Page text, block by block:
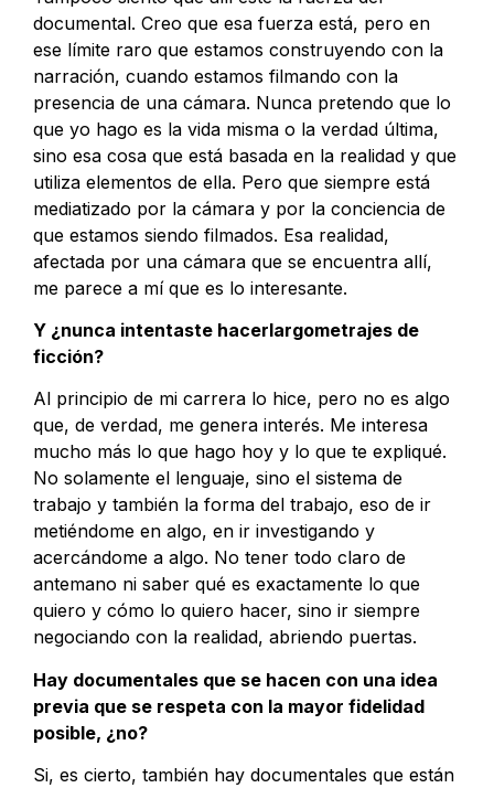
documental. Creo que esa fuerza está, pero en
ese límite raro que estamos construyendo con la
narración, cuando estamos filmando con la
presencia de una cámara. Nunca pretendo que lo
que yo hago es la vida misma o la verdad última,
sino esa cosa que está basada en la realidad y que
utiliza elementos de ella. Pero que siempre está
mediatizado por la cámara y por la conciencia de
que estamos siendo filmados. Esa realidad,
afectada por una cámara que se encuentra allí,
me parece a mí que es lo interesante.
Y ¿nunca intentaste hacerlargometrajes de
ficción?
Al principio de mi carrera lo hice, pero no es algo
que, de verdad, me genera interés. Me interesa
mucho más lo que hago hoy y lo que te expliqué.
No solamente el lenguaje, sino el sistema de
trabajo y también la forma del trabajo, eso de ir
metiéndome en algo, en ir investigando y
acercándome a algo. No tener todo claro de
antemano ni saber qué es exactamente lo que
quiero y cómo lo quiero hacer, sino ir siempre
negociando con la realidad, abriendo puertas.
Hay documentales que se hacen con una idea
previa que se respeta con la mayor fidelidad
posible, ¿no?
Si, es cierto, también hay documentales que están